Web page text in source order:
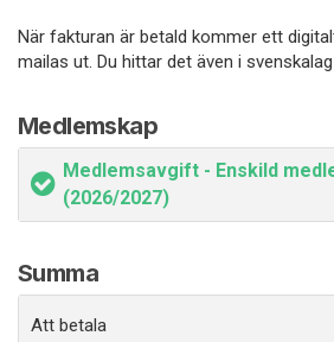
När fakturan är betald kommer ett
mailas ut. Du hittar det även i
Medlemskap
Medlemsavgift - Enskild
(2026/2027)
Summa
Att betala